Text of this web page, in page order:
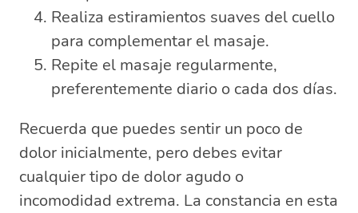
Realiza estiramientos suaves del cuello
para complementar el masaje.
Repite el masaje regularmente,
preferentemente diario o cada dos días.
Recuerda que puedes sentir un poco de
dolor inicialmente, pero debes evitar
cualquier tipo de dolor agudo o
incomodidad extrema. La constancia en esta